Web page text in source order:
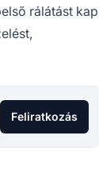
rálátást kap
Feliratkozás